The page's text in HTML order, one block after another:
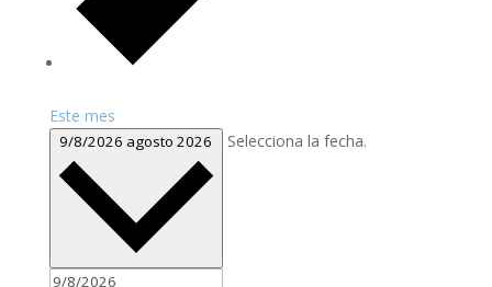
Este mes
9/8/2026 agosto 2026 Selecciona la fecha.